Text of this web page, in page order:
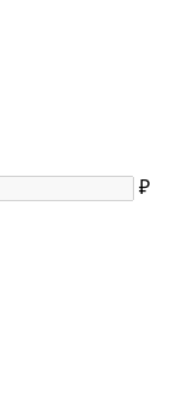
₽